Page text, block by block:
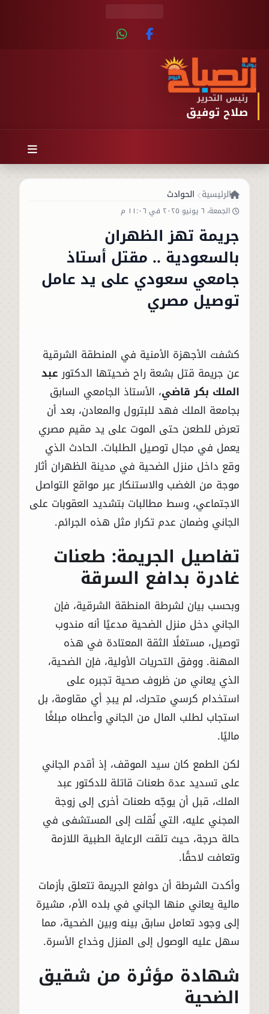
رئيس التحرير
صلاح توفيق
الرئيسية الحوادث
الجمعة، ٦ يونيو ٢٠٢٥ في ١١:٠٦ م
جريمة تهز الظهران
بالسعودية .. مقتل أستاذ
جامعي سعودي على يد عامل
توصيل مصري
كشفت الأجهزة الأمنية في المنطقة الشرقية
عن جريمة قتل بشعة راح ضحيتها الدكتورعبد
الملك بكر قاضي، الأستاذ الجامعي السابق
بجامعة الملك فهد للبترول والمعادن، بعد أن
تعرض للطعن حتى الموت على يد مقيم مصري
يعمل في مجال توصيل الطلبات. الحادث الذي
وقع داخل منزل الضحية في مدينة الظهران أثار
موجة من الغضب والاستنكار عبر مواقع التواصل
الاجتماعي، وسط مطالبات بتشديد العقوبات على
الجاني وضمان عدم تكرار مثل هذه الجرائم.
تفاصيل الجريمة: طعنات
غادرة بدافع السرقة
وبحسب بيان لشرطة المنطقة الشرقية، فإن
الجاني دخل منزل الضحية مدعيًا أنه مندوب
توصيل، مستغلًا الثقة المعتادة في هذه
المهنة. ووفق التحريات الأولية، فإن الضحية،
الذي يعاني من ظروف صحية تجبره على
استخدام كرسي متحرك، لم يبدِ أي مقاومة، بل
استجاب لطلب المال من الجاني وأعطاه مبلغًا
ماليًا.
لكن الطمع كان سيد الموقف، إذ أقدم الجاني
على تسديد عدة طعنات قاتلة للدكتور عبد
الملك، قبل أن يوجّه طعنات أخرى إلى زوجة
المجني عليه، التي نُقلت إلى المستشفى في
حالة حرجة، حيث تلقت الرعاية الطبية اللازمة
وتعافت لاحقًا.
وأكدت الشرطة أن دوافع الجريمة تتعلق بأزمات
مالية يعاني منها الجاني في بلده الأم، مشيرة
إلى وجود تعامل سابق بينه وبين الضحية، مما
سهل عليه الوصول إلى المنزل وخداع الأسرة.
شهادة مؤثرة من شقيق
الضحية